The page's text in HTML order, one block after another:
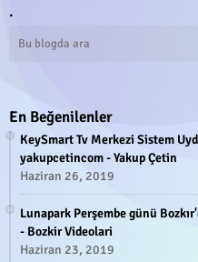
.
En Beğenilenler
KeySmart Tv Merkezi Sistem
yakupcetincom - Yakup Çetin
Haziran 26, 2019
Lunapark Perşembe günü
- Bozkir Videolari
Haziran 23, 2019